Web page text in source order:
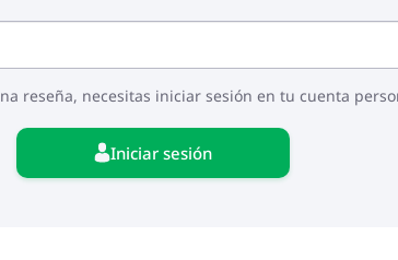
reseña, necesitas iniciar sesión en tu cuenta
Iniciar sesión